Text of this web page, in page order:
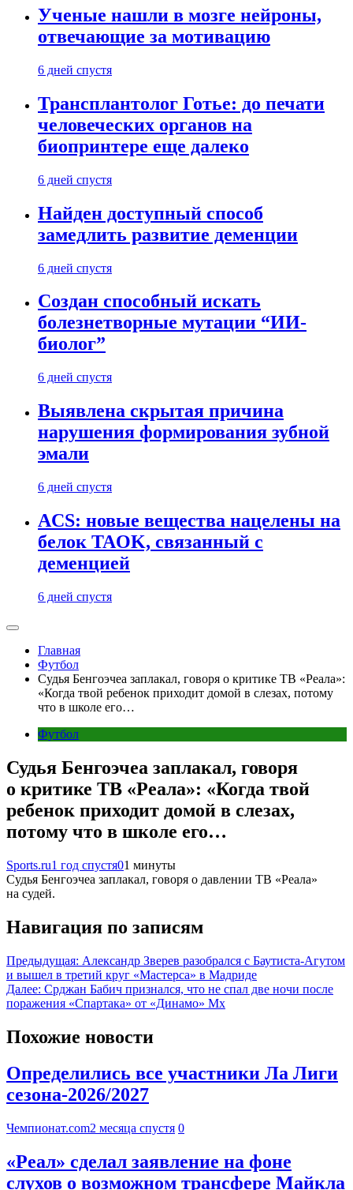
Ученые нашли в мозге нейроны,
отвечающие за мотивацию
6 дней спустя
Трансплантолог Готье: до печати
человеческих органов на
биопринтере еще далеко
6 дней спустя
Найден доступный способ
замедлить развитие деменции
6 дней спустя
Создан способный искать
болезнетворные мутации “ИИ-
биолог”
6 дней спустя
Выявлена скрытая причина
нарушения формирования зубной
эмали
6 дней спустя
ACS: новые вещества нацелены на
белок TAOK, связанный с
деменцией
6 дней спустя
Главная
Футбол
Судья Бенгоэчеа заплакал, говоря о критике ТВ «Реала»:
«Когда твой ребенок приходит домой в слезах, потому
что в школе его…
Футбол
Судья Бенгоэчеа заплакал, говоря
о критике ТВ «Реала»: «Когда твой
ребенок приходит домой в слезах,
потому что в школе его…
Sports.ru1 год спустя01 минуты
Судья Бенгоэчеа заплакал, говоря о давлении ТВ «Реала»
на судей.
Навигация по записям
Предыдущая: Александр Зверев разобрался с Баутиста-Агутом
и вышел в третий круг «Мастерса» в Мадриде
Далее: Срджан Бабич признался, что не спал две ночи после
поражения «Спартака» от «Динамо» Мх
Похожие новости
Определились все участники Ла Лиги
сезона-2026/2027
Чемпионат.com2 месяца спустя 0
«Реал» сделал заявление на фоне
слухов о возможном трансфере Майкла